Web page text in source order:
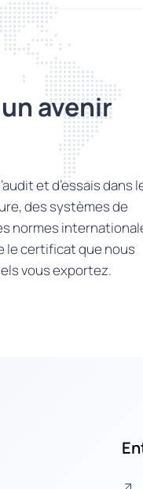
avenir
et d’essais dans
des systèmes de
normes
le certificat que nous
vous exportez.